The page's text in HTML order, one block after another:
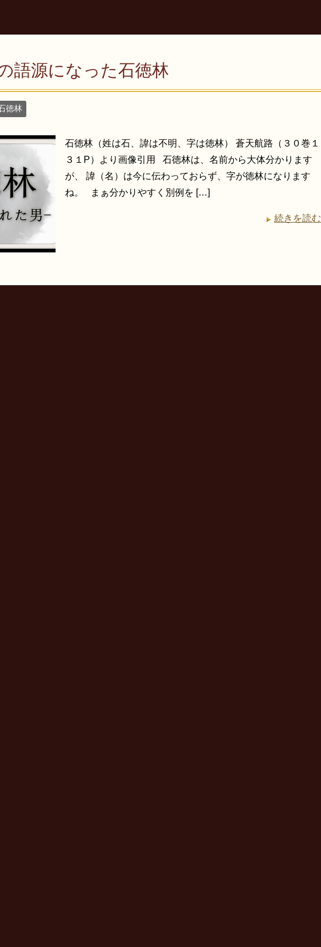
語源になった石徳林
徳林
石徳林（姓は石、諱は不明、字は徳林） 蒼天航路（３０巻１
３１P）より画像引用 石徳林は、名前から大体分かります
が、 諱（名）は今に伝わっておらず、字が徳林になります
ね。 まぁ分かりやすく別例を […]
続きを読む